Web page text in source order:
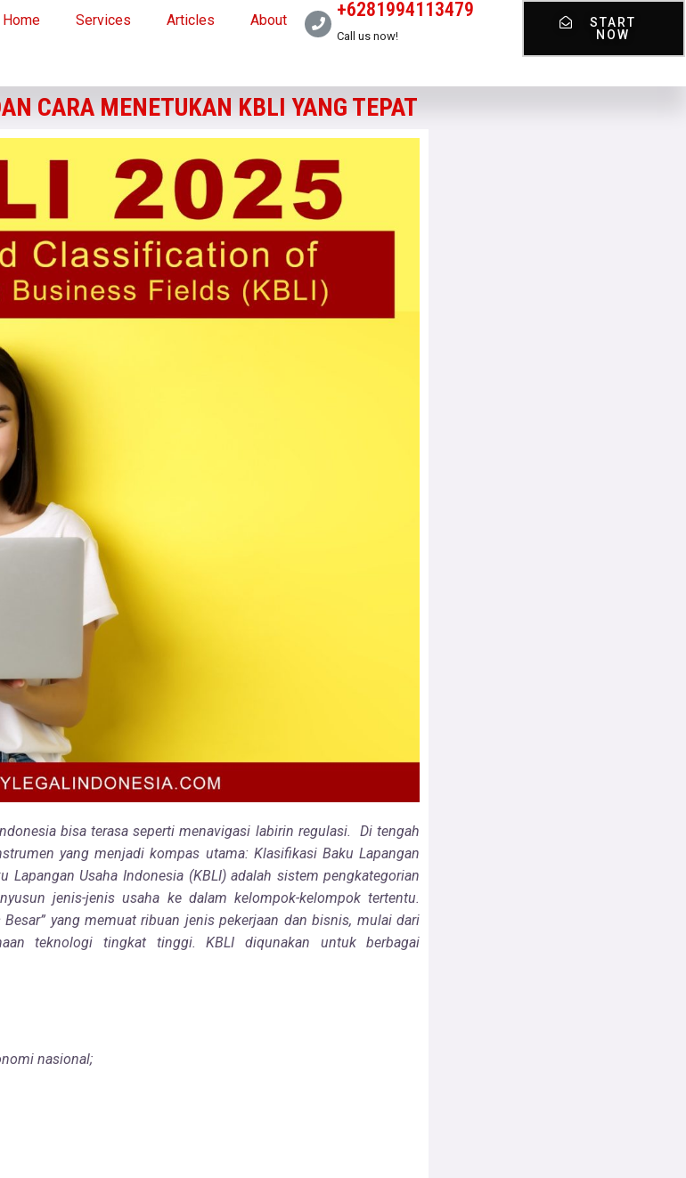
Home Services Articles About +6281994113479
Call us now!
START
NOW
CARA MENETUKAN KBLI YANG TEPAT
bisa terasa seperti menavigasi labirin regulasi.Di tengah
yang menjadi kompas utama: Klasifikasi Baku Lapangan
Lapangan Usaha Indonesia (KBLI) adalah sistem pengkategorian
jenis-jenis usaha ke dalam kelompok-kelompok tertentu.
Besar” yang memuat ribuan jenis pekerjaan dan bisnis, mulai dari
teknologi tingkat tinggi. KBLI diqunakan untukberbagai
nasional;